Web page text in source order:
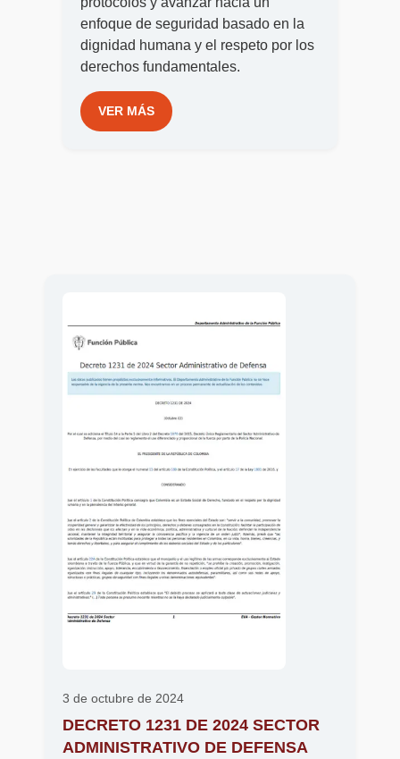
enfoque de seguridad basado en la
dignidad humana y el respeto por los
derechos fundamentales.
VER MÁS
3 de octubre de 2024
DECRETO 1231 DE 2024 SECTOR
ADMINISTRATIVO DE DEFENSA